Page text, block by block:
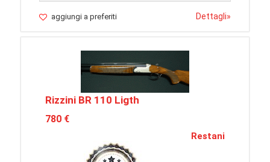
aggiungi a preferiti Dettagli»
Rizzini BR 110 Ligth
780 €
Restani